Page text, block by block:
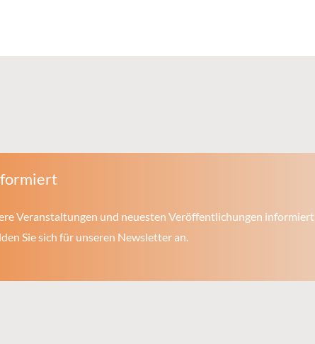
Veranstaltungen und neuesten Veröffentlichungen informiert
Sie sich für unseren Newsletter an.